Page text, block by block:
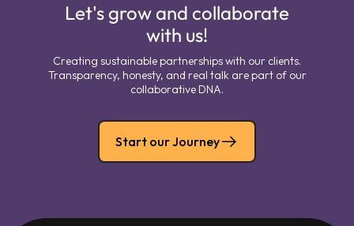
Let's grow and collaborate
with us!
Creating sustainable partnerships with our clients.
Transparency, honesty, and real talk are part of our
collaborative DNA.
Start our Journey